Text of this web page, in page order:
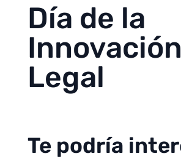
Día de la
Innovación
Legal
Te podría